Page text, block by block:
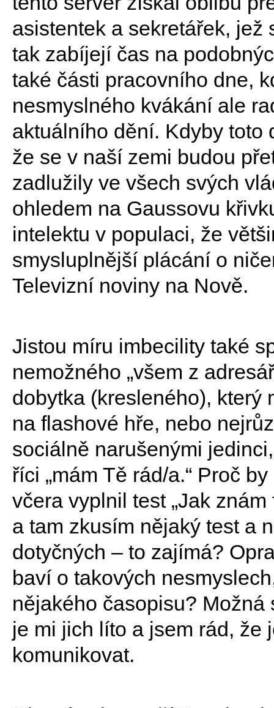
asistentek a sekretářek,
tak zabíjejí čas na
také části pracovního dne,
nesmyslného kvákání ale
aktuálního dění. Kdyby toto
že se v naší zemi budou
zadlužily ve všech svých
ohledem na Gaussovu
intelektu v populaci, že
smysluplnější plácání o
Televizní noviny na Nově.
Jistou míru imbecility také
nemožného „všem z
dobytka (kresleného), který
na flashové hře, nebo
sociálně narušenými
říci „mám Tě rád/a.“ Proč
včera vyplnil test „Jak
a tam zkusím nějaký test a
dotyčných – to zajímá?
baví o takových
nějakého časopisu?
je mi jich líto a jsem rád, že
komunikovat.